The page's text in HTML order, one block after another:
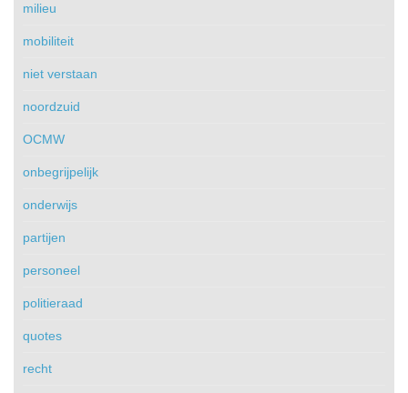
milieu
mobiliteit
niet verstaan
noordzuid
OCMW
onbegrijpelijk
onderwijs
partijen
personeel
politieraad
quotes
recht